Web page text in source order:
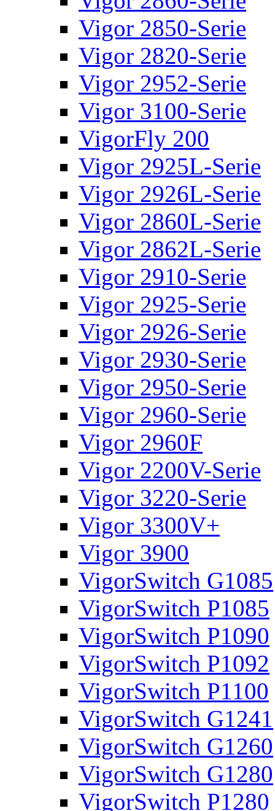
Vigor 2850-Serie
Vigor 2820-Serie
Vigor 2952-Serie
Vigor 3100-Serie
VigorFly 200
Vigor 2925L-Serie
Vigor 2926L-Serie
Vigor 2860L-Serie
Vigor 2862L-Serie
Vigor 2910-Serie
Vigor 2925-Serie
Vigor 2926-Serie
Vigor 2930-Serie
Vigor 2950-Serie
Vigor 2960-Serie
Vigor 2960F
Vigor 2200V-Serie
Vigor 3220-Serie
Vigor 3300V+
Vigor 3900
VigorSwitch G1085
VigorSwitch P1085
VigorSwitch P1090
VigorSwitch P1092
VigorSwitch P1100
VigorSwitch G1241
VigorSwitch G1260
VigorSwitch G1280
VigorSwitch P1280